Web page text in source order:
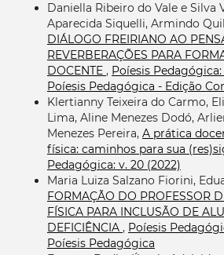
Daniella Ribeiro do Vale e Silva
Aparecida Siquelli, Armindo
DIÁLOGO FREIRIANO AO
REVERBERAÇÕES PARA
DOCENTE , Poíesis Pedagógica:
Poíesis Pedagógica - Edição
Klertianny Teixeira do Carmo,
Lima, Aline Menezes Dodó,
Menezes Pereira, A prática
física: caminhos para sua
Pedagógica: v. 20 (2022)
Maria Luiza Salzano Fiorini,
FORMAÇÃO DO PROFESSOR
FÍSICA PARA INCLUSÃO DE
DEFICIÊNCIA , Poíesis
Poíesis Pedagógica